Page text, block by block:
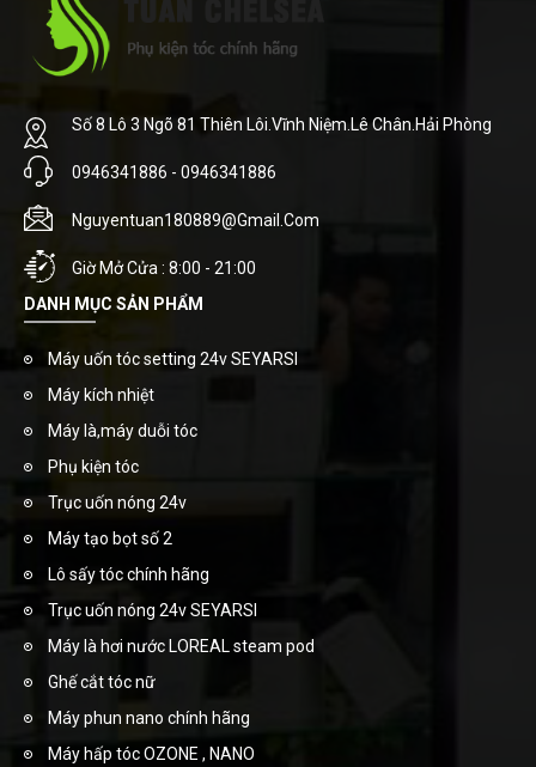
Số 8 Lô 3 Ngõ 81 Thiên Lôi.Vĩnh Niệm.Lê Chân.Hải Phòng
0946341886 - 0946341886
Nguyentuan180889@gmail.com
Giờ Mở Cửa : 8:00 - 21:00
DANH MỤC SẢN PHẨM
Máy uốn tóc setting 24v SEYARSI
Máy kích nhiệt
Máy là,máy duỗi tóc
Phụ kiện tóc
Trục uốn nóng 24v
Máy tạo bọt số 2
Lô sấy tóc chính hãng
Trục uốn nóng 24v SEYARSI
Máy là hơi nước LOREAL steam pod
Ghế cắt tóc nữ
Máy phun nano chính hãng
Máy hấp tóc OZONE , NANO